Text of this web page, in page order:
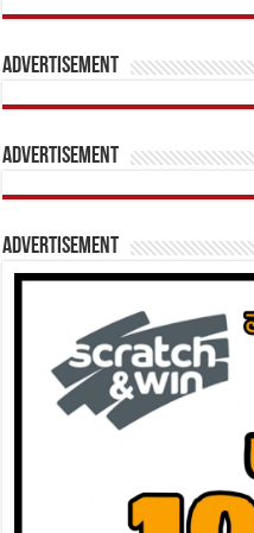
Advertisement
Advertisement
Advertisement